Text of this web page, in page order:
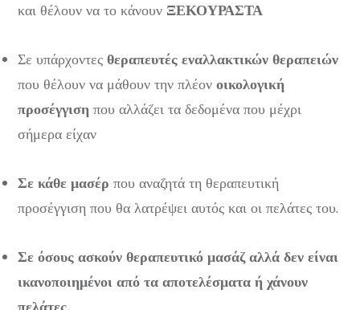
και θέλουν να το κάνουν ΞΕΚΟΥΡΑΣΤΑ
Σε υπάρχοντες θεραπευτές εναλλακτικών θεραπειών
που θέλουν να μάθουν την πλέον οικολογική
προσέγγιση που αλλάζει τα δεδομένα που μέχρι
σήμερα είχαν
Σε κάθε μασέρ που αναζητά τη θεραπευτική
προσέγγιση που θα λατρέψει αυτός και οι πελάτες του.
Σε όσους ασκούν θεραπευτικό μασάζ αλλά δεν είναι
ικανοποιημένοι από τα αποτελέσματα ή χάνουν